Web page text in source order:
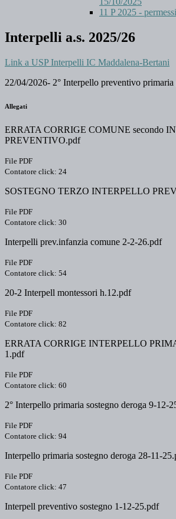
11 P 2025 -
Interpelli a.s. 2025/26
Link a USP Interpelli IC Maddalena-Bertani
22/04/2026- 2° Interpello preventivo primaria
Allegati
ERRATA CORRIGE COMUNE secondo
PREVENTIVO.pdf
File PDF
Contatore click: 24
SOSTEGNO TERZO INTERPELLO
File PDF
Contatore click: 30
Interpelli prev.infanzia comune 2-2-26.pdf
File PDF
Contatore click: 54
20-2 Interpell montessori h.12.pdf
File PDF
Contatore click: 82
ERRATA CORRIGE INTERPELLO
1.pdf
File PDF
Contatore click: 60
2° Interpello primaria sostegno deroga 9-12-
File PDF
Contatore click: 94
Interpello primaria sostegno deroga 28-11-
File PDF
Contatore click: 47
Interpell preventivo sostegno 1-12-25.pdf